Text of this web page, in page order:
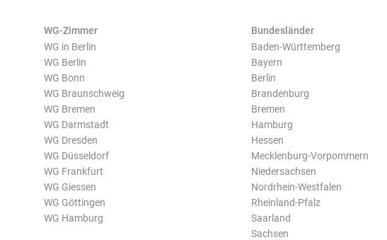
WG-Zimmer
WG in Berlin
WG Berlin
WG Bonn
WG Braunschweig
WG Bremen
WG Darmstadt
WG Dresden
WG Düsseldorf
WG Frankfurt
WG Giessen
WG Göttingen
WG Hamburg
Bundesländer
Baden-Württemberg
Bayern
Berlin
Brandenburg
Bremen
Hamburg
Hessen
Mecklenburg-Vorpommern
Niedersachsen
Nordrhein-Westfalen
Rheinland-Pfalz
Saarland
Sachsen